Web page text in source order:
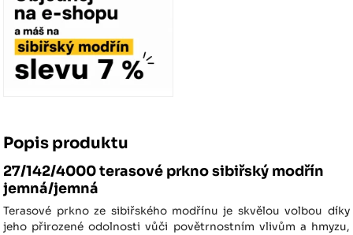
Popis produktu
27/142/4000 terasové prkno sibiřský modřín
jemná/jemná
Terasové prkno ze sibiřského modřínu je skvělou volbou díky
jeho přirozené odolnosti vůči povětrnostním vlivům a hmyzu,